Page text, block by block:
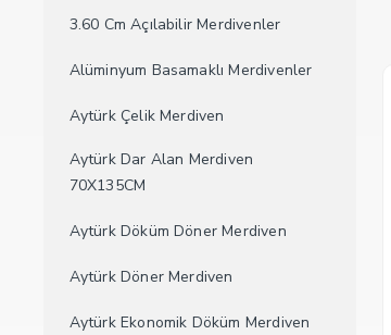
3.60 Cm Açılabilir Merdivenler
Alüminyum Basamaklı Merdivenler
Aytürk Çelik Merdiven
Aytürk Dar Alan Merdiven
70X135CM
Aytürk Döküm Döner Merdiven
Aytürk Döner Merdiven
Aytürk Ekonomik Döküm Merdiven